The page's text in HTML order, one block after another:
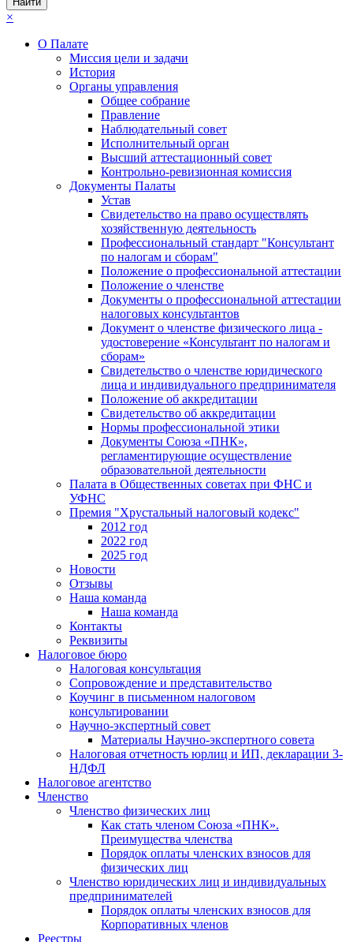
×
О Палате
Миссия цели и задачи
История
Органы управления
Общее собрание
Правление
Наблюдательный совет
Исполнительный орган
Высший аттестационный совет
Контрольно-ревизионная комиссия
Документы Палаты
Устав
Свидетельство на право осуществлять
хозяйственную деятельность
Профессиональный стандарт "Консультант
по налогам и сборам"
Положение о профессиональной аттестации
Положение о членстве
Документы о профессиональной аттестации
налоговых консультантов
Документ о членстве физического лица -
удостоверение «Консультант по налогам и
сборам»
Свидетельство о членстве юридического
лица и индивидуального предпринимателя
Положение об аккредитации
Свидетельство об аккредитации
Нормы профессиональной этики
Документы Союза «ПНК»,
регламентирующие осуществление
образовательной деятельности
Палата в Общественных советах при ФНС и
УФНС
Премия "Хрустальный налоговый кодекс"
2012 год
2022 год
2025 год
Новости
Отзывы
Наша команда
Наша команда
Контакты
Реквизиты
Налоговое бюро
Налоговая консультация
Cопровождение и представительство
Коучинг в письменном налоговом
консультировании
Научно-экспертный совет
Материалы Научно-экспертного совета
Налоговая отчетность юрлиц и ИП, декларации 3-
НДФЛ
Налоговое агентство
Членство
Членство физических лиц
Как стать членом Союза «ПНК».
Преимущества членства
Порядок оплаты членских взносов для
физических лиц
Членство юридических лиц и индивидуальных
предпринимателей
Порядок оплаты членских взносов для
Корпоративных членов
Реестры